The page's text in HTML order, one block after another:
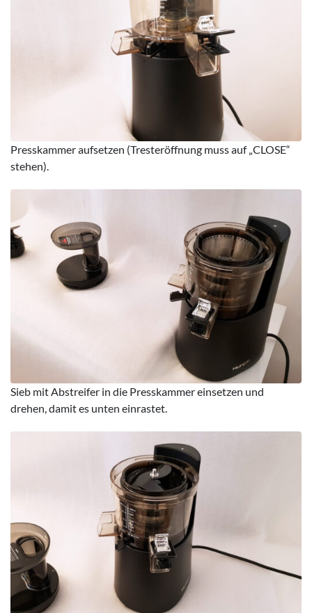
Presskammer aufsetzen (Tresteröffnung muss auf „CLOSE“
stehen).
Sieb mit Abstreifer in die Presskammer einsetzen und
drehen, damit es unten einrastet.